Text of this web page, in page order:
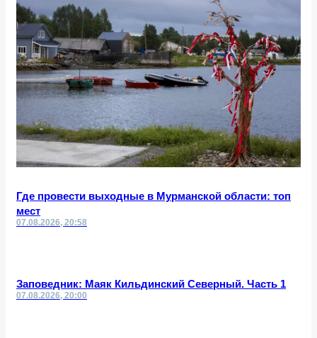
Где провести выходные в Мурманской области: топ
мест
07.08.2026, 20:58
Заповедник: Маяк Кильдинский Северный. Часть 1
07.08.2026, 20:00